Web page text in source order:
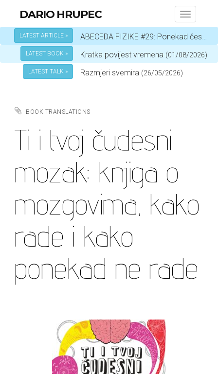
Toggle
DARIO HRUPEC
LATEST ARTICLE » ABECEDA FIZIKE #29: Ponekad čestica, a ponekad val – ovisi o okolnostima
LATEST BOOK » Kratka povijest vremena (01/08/2026)
LATEST TALK » Razmjeri svemira (26/05/2026)
BOOK TRANSLATIONS
Ti i tvoj čudesni
mozak: knjiga o
mozgovima, kako
rade i kako
ponekad ne rade